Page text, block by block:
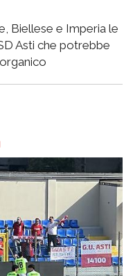
Biellese e Imperia le
Asti che potrebbe